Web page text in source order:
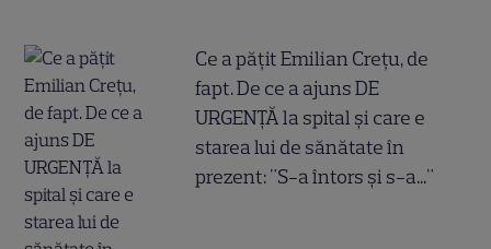
Ce a pățit Emilian Crețu, de
fapt. De ce a ajuns DE
URGENȚĂ la spital și care e
starea lui de sănătate în
prezent: "S-a întors și s-a..."